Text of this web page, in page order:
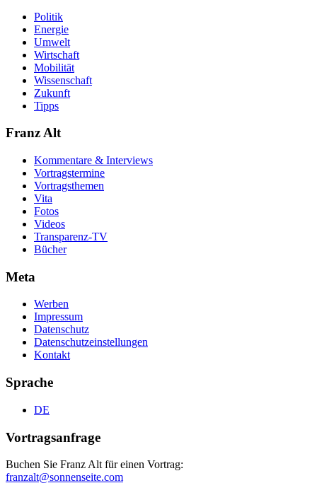
Politik
Energie
Umwelt
Wirtschaft
Mobilität
Wissenschaft
Zukunft
Tipps
Franz Alt
Kommentare & Interviews
Vortragstermine
Vortragsthemen
Vita
Fotos
Videos
Transparenz-TV
Bücher
Meta
Werben
Impressum
Datenschutz
Datenschutzeinstellungen
Kontakt
Sprache
DE
Vortragsanfrage
Buchen Sie Franz Alt für einen Vortrag:
franzalt@sonnenseite.com